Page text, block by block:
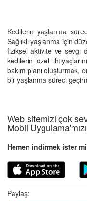
Kedilerin yaşlanma
Sağlıklı yaşlanma için
fiziksel aktivite ve sevgi
kedilerin özel
bakım planı oluşturmak,
bir yaşlanma süreci
Web sitemizi çok
Mobil
Hemen indirmek ister
Paylaş: